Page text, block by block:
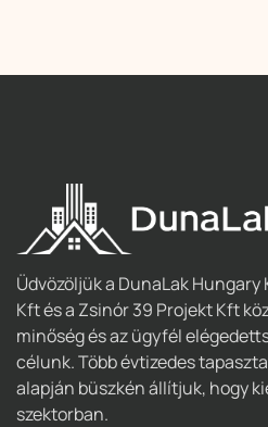
Üdvözöljük a DunaLak
Kft és a Zsinór 39 Projekt Kft
minőség és az ügyfél
célunk. Több évtizedes
alapján büszkén állítjuk, hogy
szektorban.